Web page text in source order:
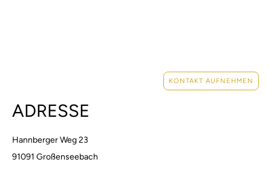
KONTAKT AUFNEHMEN
ADRESSE
Hannberger Weg 23
91091 Großenseebach